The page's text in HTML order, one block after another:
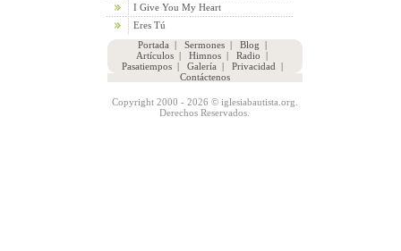
I Give You My Heart
Eres Tú
Portada | Sermones| Blog |
Artículos | Himnos | Radio |
Pasatiempos| Galería | Privacidad |
Contáctenos
Copyright 2000 - 2026 © iglesiabautista.org.
Derechos Reservados.